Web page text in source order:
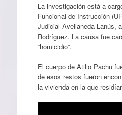
La investigación está a
Funcional de Instrucción
Judicial Avellaneda-Lanús,
Rodríguez. La causa fue
“homicidio”.
El cuerpo de Atilio Pachu
de esos restos fueron
la vivienda en la que